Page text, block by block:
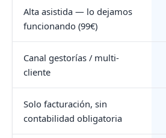
Alta asistida — lo dejamos
funcionando (99€)
Canal gestorías / multi-
cliente
Solo facturación, sin
contabilidad obligatoria